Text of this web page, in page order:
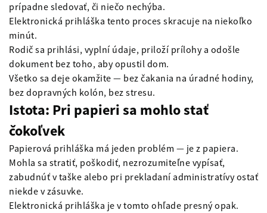
prípadne sledovať, či niečo nechýba.
Elektronická prihláška tento proces skracuje na niekoľko
minút.
Rodič sa prihlási, vyplní údaje, priloží prílohy a odošle
dokument bez toho, aby opustil dom.
Všetko sa deje okamžite — bez čakania na úradné hodiny,
bez dopravných kolón, bez stresu.
Istota: Pri papieri sa mohlo stať
čokoľvek
Papierová prihláška má jeden problém — je z papiera.
Mohla sa stratiť, poškodiť, nezrozumiteľne vypísať,
zabudnúť v taške alebo pri prekladaní administratívy ostať
niekde v zásuvke.
Elektronická prihláška je v tomto ohľade presný opak.